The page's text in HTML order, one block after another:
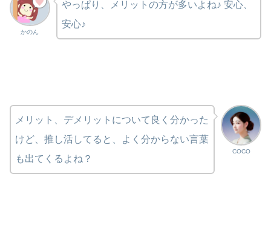
かのん
やっぱり、メリットの方が多いよね♪ 安心、
安心♪
COCO
メリット、デメリットについて良く分かった
けど、推し活してると、よく分からない言葉
も出てくるよね？